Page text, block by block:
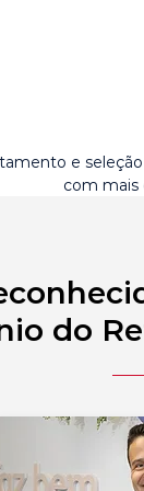
e
com mais
do